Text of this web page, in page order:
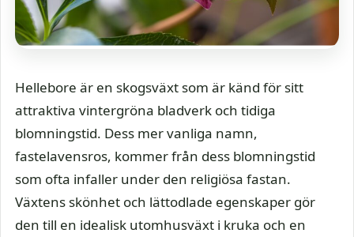
Hellebore är en skogsväxt som är känd för sitt
attraktiva vintergröna bladverk och tidiga
blomningstid. Dess mer vanliga namn,
fastelavensros, kommer från dess blomningstid
som ofta infaller under den religiösa fastan.
Växtens skönhet och lättodlade egenskaper gör
den till en idealisk utomhusväxt i kruka och en